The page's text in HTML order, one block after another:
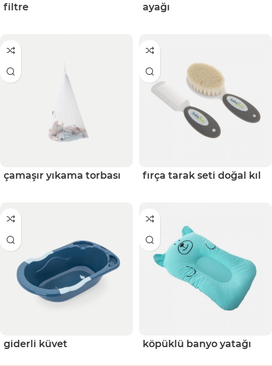
filtre
ayağı
çamaşır yıkama torbası fırça tarak seti doğal kıl
giderli küvet köpüklü banyo yatağı